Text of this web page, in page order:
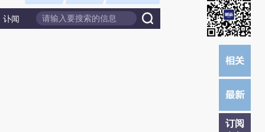
讣闻
订阅